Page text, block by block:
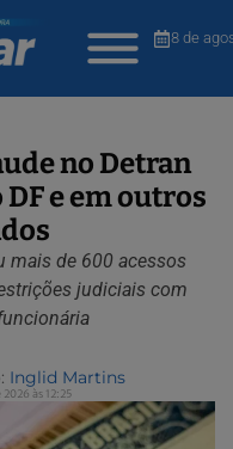
8 de
no Detran
e em outros
mais de 600 acessos
judiciais com
Inglid Martins
às 12:25